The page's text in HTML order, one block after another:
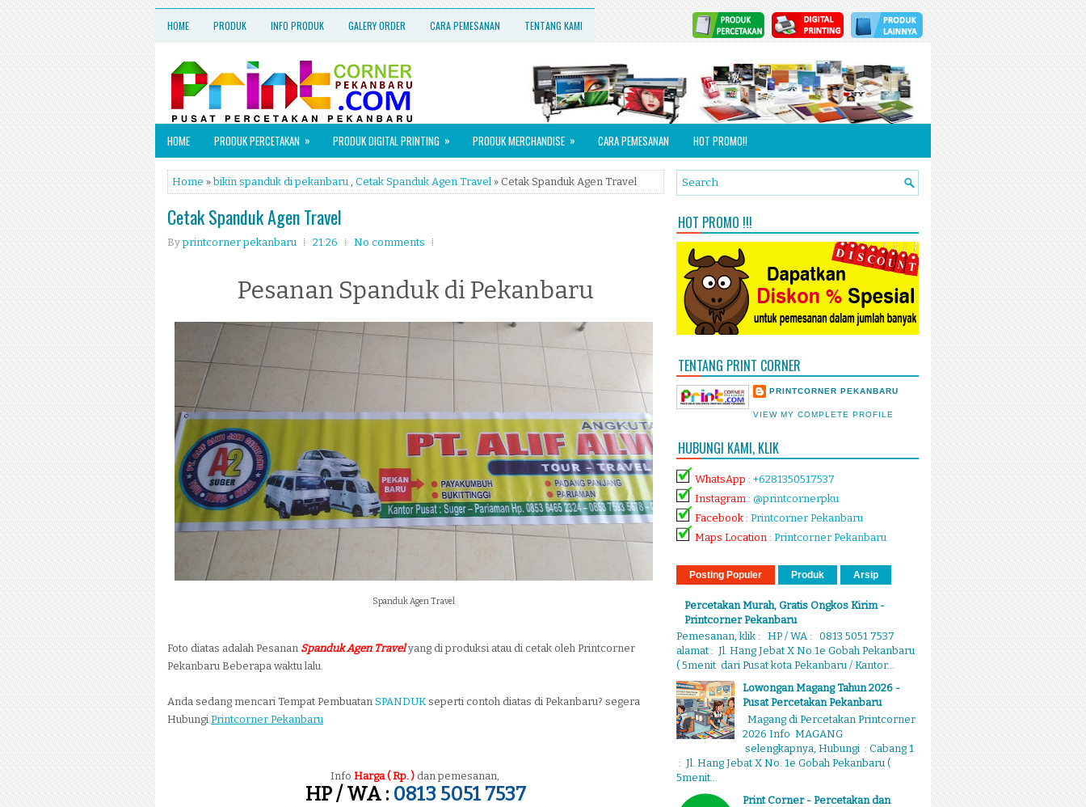
HOME PRODUK INFO PRODUK GALERY ORDER CARA PEMESANAN TENTANG KAMI
HOME PRODUK PERCETAKAN » PRODUK DIGITAL PRINTING » PRODUK MERCHANDISE » CARA PEMESANAN HOT PROMO!!
Home »bikin spanduk di pekanbaru , Cetak Spanduk Agen Travel » Cetak Spanduk Agen Travel
Cetak Spanduk Agen Travel
Byprintcorner pekanbaru 21:26 No comments
Pesanan Spanduk di Pekanbaru
Spanduk Agen Travel
Foto diatas adalah Pesanan Spanduk Agen Travelyang di produksi atau di cetak oleh Printcorner
Pekanbaru Beberapa waktu lalu.
Anda sedang mencari Tempat Pembuatan SPANDUK seperti contoh diatas di Pekanbaru? segera
Hubungi Printcorner Pekanbaru
Info Harga ( Rp. ) dan pemesanan,
HP / WA : 0813 5051 7537
HOT PROMO !!!
TENTANG PRINT CORNER
PRINTCORNER PEKANBARU
VIEW MY COMPLETE PROFILE
HUBUNGI KAMI, KLIK
WhatsApp : +6281350517537
Instagram : @printcornerpku
Facebook : Printcorner Pekanbaru
Maps Location : Printcorner Pekanbaru
Posting Populer Produk Arsip
Percetakan Murah, Gratis Ongkos Kirim -
Printcorner Pekanbaru
Pemesanan, klik : HP / WA : 0813 5051 7537
alamat : Jl. Hang Jebat X No.1e Gobah Pekanbaru
( 5menit dari Pusat kota Pekanbaru / Kantor...
Lowongan Magang Tahun 2026 -
Pusat Percetakan Pekanbaru
Magang di Percetakan Printcorner
2026 Info MAGANG
selengkapnya, Hubungi : Cabang 1
: Jl. Hang Jebat X No. 1e Gobah Pekanbaru (
5menit...
Print Corner - Percetakan dan